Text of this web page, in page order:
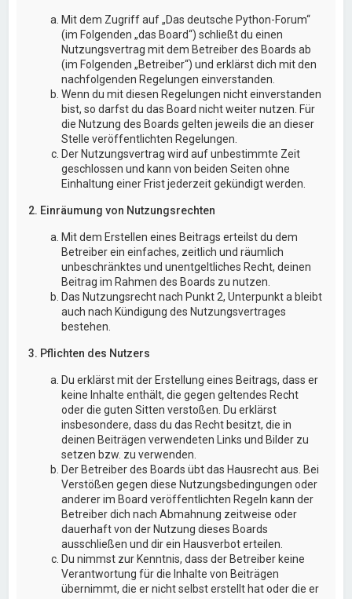
Mit dem Zugriff auf „Das deutsche Python-Forum“
(im Folgenden „das Board“) schließt du einen
Nutzungsvertrag mit dem Betreiber des Boards ab
(im Folgenden „Betreiber“) und erklärst dich mit den
nachfolgenden Regelungen einverstanden.
Wenn du mit diesen Regelungen nicht einverstanden
bist, so darfst du das Board nicht weiter nutzen. Für
die Nutzung des Boards gelten jeweils die an dieser
Stelle veröffentlichten Regelungen.
Der Nutzungsvertrag wird auf unbestimmte Zeit
geschlossen und kann von beiden Seiten ohne
Einhaltung einer Frist jederzeit gekündigt werden.
2. Einräumung von Nutzungsrechten
Mit dem Erstellen eines Beitrags erteilst du dem
Betreiber ein einfaches, zeitlich und räumlich
unbeschränktes und unentgeltliches Recht, deinen
Beitrag im Rahmen des Boards zu nutzen.
Das Nutzungsrecht nach Punkt 2, Unterpunkt a bleibt
auch nach Kündigung des Nutzungsvertrages
bestehen.
3. Pflichten des Nutzers
Du erklärst mit der Erstellung eines Beitrags, dass er
keine Inhalte enthält, die gegen geltendes Recht
oder die guten Sitten verstoßen. Du erklärst
insbesondere, dass du das Recht besitzt, die in
deinen Beiträgen verwendeten Links und Bilder zu
setzen bzw. zu verwenden.
Der Betreiber des Boards übt das Hausrecht aus. Bei
Verstößen gegen diese Nutzungsbedingungen oder
anderer im Board veröffentlichten Regeln kann der
Betreiber dich nach Abmahnung zeitweise oder
dauerhaft von der Nutzung dieses Boards
ausschließen und dir ein Hausverbot erteilen.
Du nimmst zur Kenntnis, dass der Betreiber keine
Verantwortung für die Inhalte von Beiträgen
übernimmt, die er nicht selbst erstellt hat oder die er